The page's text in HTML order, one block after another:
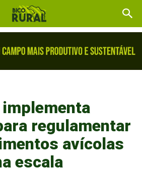
regulamentar
avícolas
escala